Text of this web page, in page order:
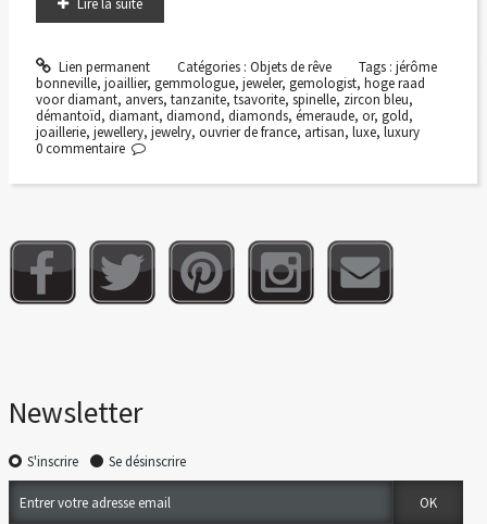
Lire la suite
Lien permanent Catégories : Objets de rêve Tags : jérôme
bonneville, joaillier, gemmologue, jeweler, gemologist, hoge raad
voor diamant, anvers, tanzanite, tsavorite, spinelle, zircon bleu,
démantoïd, diamant, diamond, diamonds, émeraude, or, gold,
joaillerie, jewellery, jewelry, ouvrier de france, artisan, luxe, luxury
0 commentaire
Newsletter
S'inscrire Se désinscrire